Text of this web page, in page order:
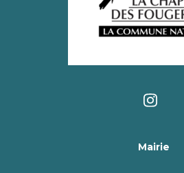
Mairie